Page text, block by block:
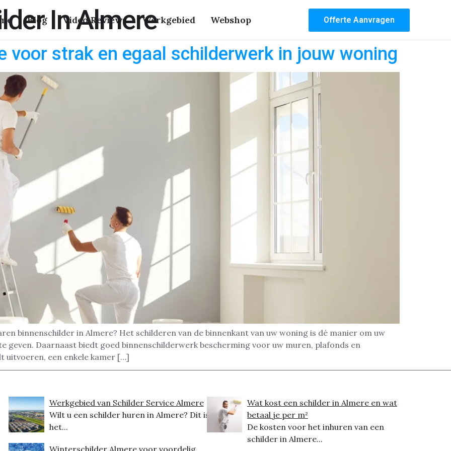
Blog Video Reviews Werkgebied Webshop Offerte Aanvragen
In Almere
voor strak en egaal schilderwerk in jouw woning
binnenschilder in Almere? Het schilderen van de binnenkant van uw woning is dé manier om uw
Daarnaast biedt goed binnenschilderwerk bescherming voor uw muren, plafonds en
uitvoeren, een enkele kamer […]
Werkgebied van Schilder Service Almere
Wilt u een schilder huren in Almere? Dit is
het...
Wat kost een schilder in Almere en wat
betaal je per m²
De kosten voor het inhuren van een
schilder in Almere...